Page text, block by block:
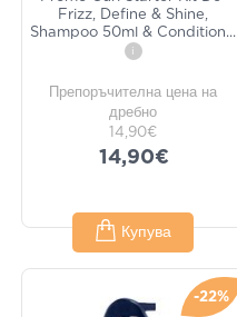
Frizz, Define & Shine,
Shampoo 50ml & Condition...
i
Препоръчителна цена на
дребно
14,90€
14,90€
Купува
-22%